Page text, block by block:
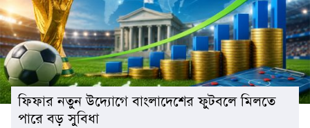
ফিফার নতুন উদ্যোগে বাংলাদেশের ফুটবলে মিলতে
পারে বড় সুবিধা